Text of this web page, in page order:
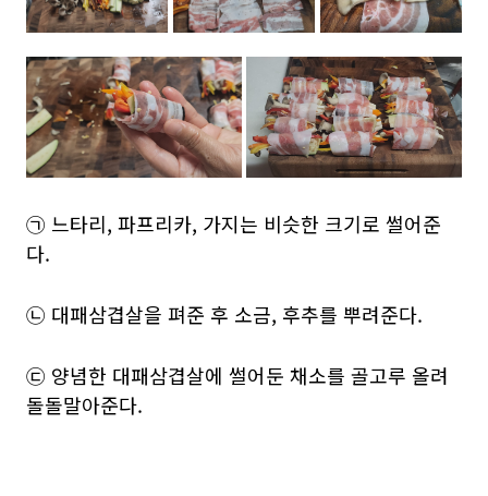
㉠ 느타리, 파프리카, 가지는 비슷한 크기로 썰어준
다.
㉡ 대패삼겹살을 펴준 후 소금, 후추를 뿌려준다.
㉢ 양념한 대패삼겹살에 썰어둔 채소를 골고루 올려
돌돌말아준다.